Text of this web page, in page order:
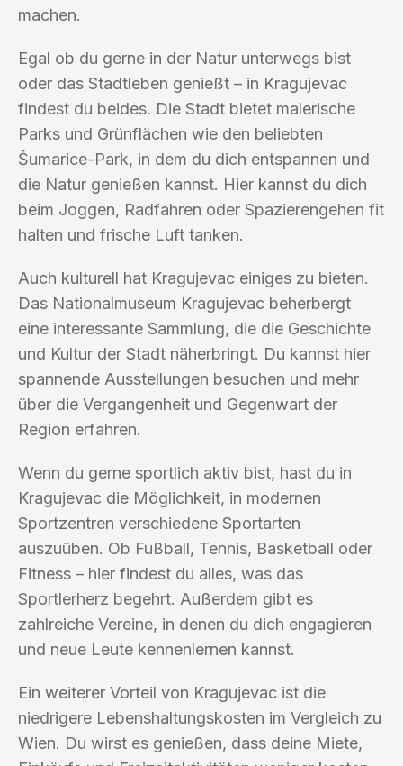
machen.
Egal ob du gerne in der Natur unterwegs bist
oder das Stadtleben genießt – in Kragujevac
findest du beides. Die Stadt bietet malerische
Parks und Grünflächen wie den beliebten
Šumarice-Park, in dem du dich entspannen und
die Natur genießen kannst. Hier kannst du dich
beim Joggen, Radfahren oder Spazierengehen fit
halten und frische Luft tanken.
Auch kulturell hat Kragujevac einiges zu bieten.
Das Nationalmuseum Kragujevac beherbergt
eine interessante Sammlung, die die Geschichte
und Kultur der Stadt näherbringt. Du kannst hier
spannende Ausstellungen besuchen und mehr
über die Vergangenheit und Gegenwart der
Region erfahren.
Wenn du gerne sportlich aktiv bist, hast du in
Kragujevac die Möglichkeit, in modernen
Sportzentren verschiedene Sportarten
auszuüben. Ob Fußball, Tennis, Basketball oder
Fitness – hier findest du alles, was das
Sportlerherz begehrt. Außerdem gibt es
zahlreiche Vereine, in denen du dich engagieren
und neue Leute kennenlernen kannst.
Ein weiterer Vorteil von Kragujevac ist die
niedrigere Lebenshaltungskosten im Vergleich zu
Wien. Du wirst es genießen, dass deine Miete,